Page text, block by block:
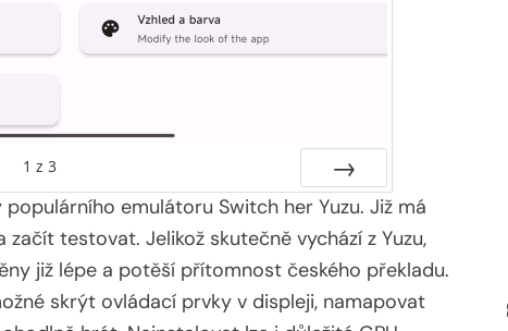
1 z 3
Další
emulátoru Switch her Yuzu. Již má
testovat. Jelikož skutečně vychází z Yuzu,
již lépe a potěší přítomnost českého překladu.
skrýt ovládací prvky v displeji, namapovat